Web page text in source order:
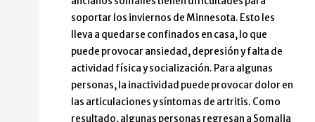
soportar los inviernos de Minnesota. Esto les
lleva a quedarse confinados en casa, lo que
puede provocar ansiedad, depresión y falta de
actividad física y socialización. Para algunas
personas, la inactividad puede provocar dolor en
las articulaciones y síntomas de artritis. Como
resultado, algunas personas regresan a Somalia